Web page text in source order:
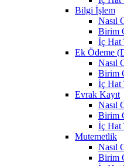
Bilgi İşlem
Nasıl
Birim
İç Hat
Ek Ödeme
Nasıl
Birim
İç Hat
Evrak Kayıt
Nasıl
Birim
İç Hat
Mutemetlik
Nasıl
Birim